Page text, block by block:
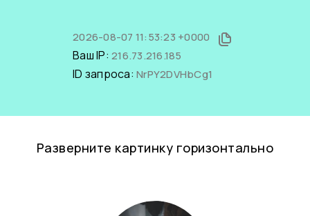
2026-08-07 11:53:23 +0000
Ваш IP: 216.73.216.185
ID запроса: NrPY2DVHbCg1
Разверните картинку горизонтально